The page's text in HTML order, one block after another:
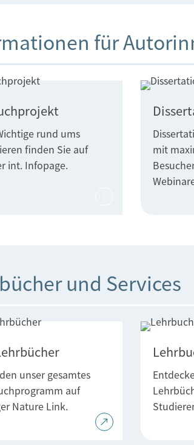
für
rund ums
finden Sie auf
int. Infopage.
mit
und Services
unser gesamtes
auf
Nature Link.